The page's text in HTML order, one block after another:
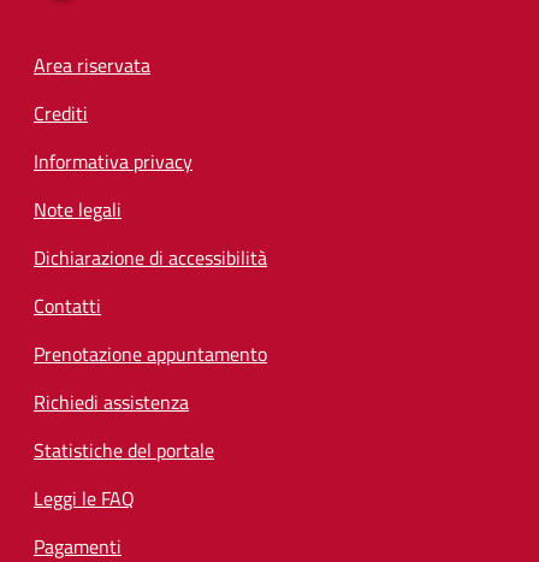
Footer menu
Area riservata
Crediti
Informativa privacy
Note legali
Dichiarazione di accessibilità
Contatti
Prenotazione appuntamento
Richiedi assistenza
Statistiche del portale
Leggi le FAQ
Pagamenti